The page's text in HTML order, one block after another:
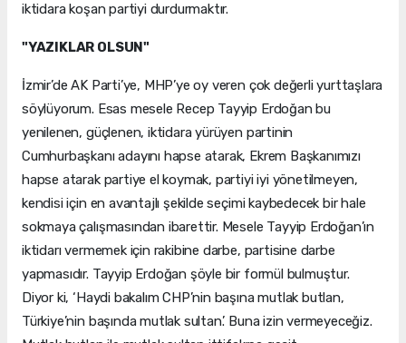
iktidara koşan partiyi durdurmaktır.
"YAZIKLAR OLSUN"
İzmir’de AK Parti’ye, MHP’ye oy veren çok değerli yurttaşlara
söylüyorum. Esas mesele Recep Tayyip Erdoğan bu
yenilenen, güçlenen, iktidara yürüyen partinin
Cumhurbaşkanı adayını hapse atarak, Ekrem Başkanımızı
hapse atarak partiye el koymak, partiyi iyi yönetilmeyen,
kendisi için en avantajlı şekilde seçimi kaybedecek bir hale
sokmaya çalışmasından ibarettir. Mesele Tayyip Erdoğan’ın
iktidarı vermemek için rakibine darbe, partisine darbe
yapmasıdır. Tayyip Erdoğan şöyle bir formül bulmuştur.
Diyor ki, ‘Haydi bakalım CHP’nin başına mutlak butlan,
Türkiye’nin başında mutlak sultan.’ Buna izin vermeyeceğiz.